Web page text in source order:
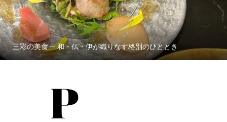
三彩の美食 ─ 和・仏・伊が織りなす格別のひととき